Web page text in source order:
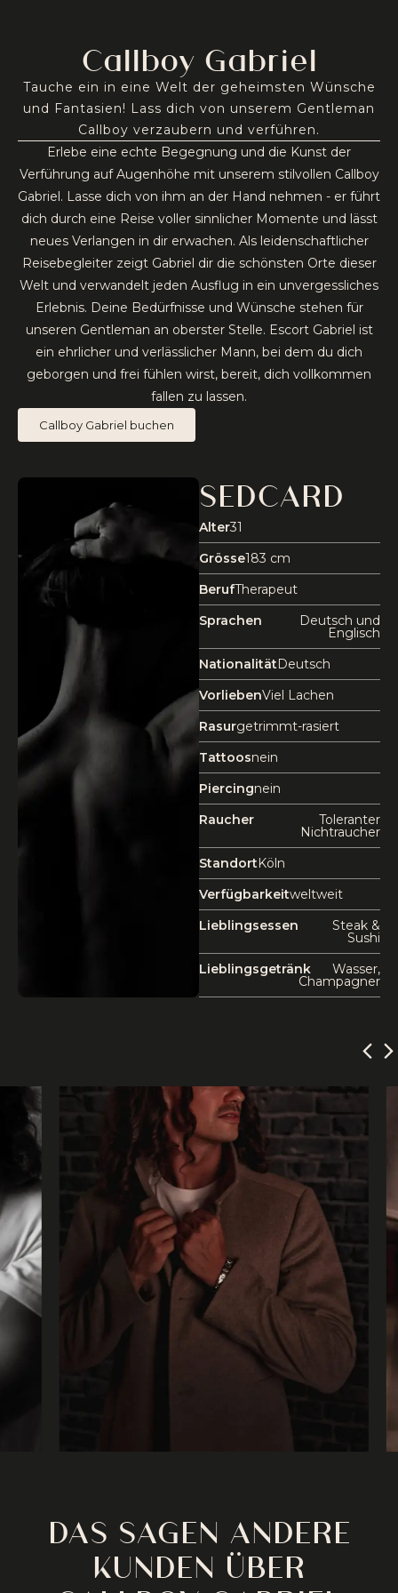
Callboy Gabriel
Tauche ein in eine Welt der geheimsten Wünsche
und Fantasien! Lass dich von unserem Gentleman
Callboy verzaubern und verführen.
Erlebe eine echte Begegnung und die Kunst der
Verführung auf Augenhöhe mit unserem stilvollen Callboy
Gabriel. Lasse dich von ihm an der Hand nehmen - er führt
dich durch eine Reise voller sinnlicher Momente und lässt
neues Verlangen in dir erwachen. Als leidenschaftlicher
Reisebegleiter zeigt Gabriel dir die schönsten Orte dieser
Welt und verwandelt jeden Ausflug in ein unvergessliches
Erlebnis. Deine Bedürfnisse und Wünsche stehen für
unseren Gentleman an oberster Stelle. Escort Gabriel ist
ein ehrlicher und verlässlicher Mann, bei dem du dich
geborgen und frei fühlen wirst, bereit, dich vollkommen
fallen zu lassen.
Callboy Gabriel buchen
SEDCARD
Alter31
Grösse183 cm
BerufTherapeut
Sprachen
Deutsch und
Englisch
Nationalität Deutsch
VorliebenViel Lachen
Rasurgetrimmt-rasiert
Tattoosnein
Piercingnein
Raucher
Toleranter
Nichtraucher
Standort Köln
Verfügbarkeitweltweit
Lieblingsessen
Steak &
Sushi
Lieblingsgetränk
Wasser,
Champagner
DAS SAGEN ANDERE
KUNDEN ÜBER